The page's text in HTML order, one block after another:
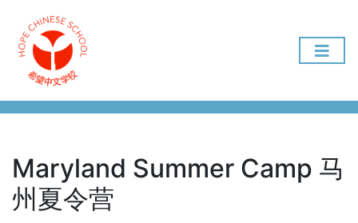
Maryland Summer Camp 马
州夏令营